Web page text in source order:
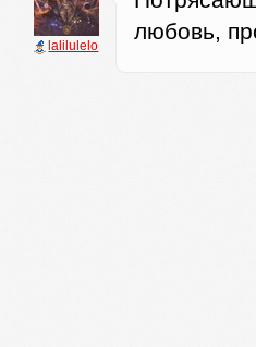
lalilulelo
любовь,